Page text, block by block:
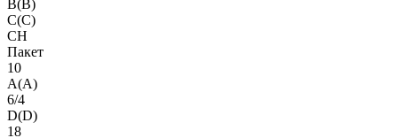
B(B)
C(C)
CH
Пакет
10
A(A)
6/4
D(D)
18